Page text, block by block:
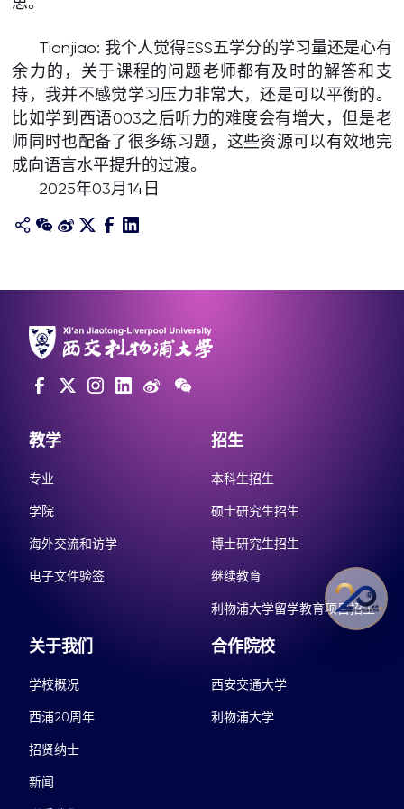
Tianjiao: 我个人觉得ESS五学分的学习量还是心有
余力的，关于课程的问题老师都有及时的解答和支
持，我并不感觉学习压力非常大，还是可以平衡的。
比如学到西语003之后听力的难度会有增大，但是老
师同时也配备了很多练习题，这些资源可以有效地完
成向语言水平提升的过渡。
2025年03月14日
教学
专业
学院
海外交流和访学
电子文件验签
招生
本科生招生
硕士研究生招生
博士研究生招生
继续教育
利物浦大学留学教育项目招生
关于我们
学校概况
西浦20周年
招贤纳士
新闻
合作院校
西安交通大学
利物浦大学